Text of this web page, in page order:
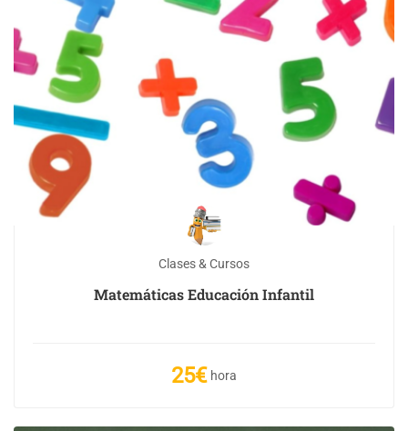
Clases & Cursos
Matemáticas Educación Infantil
25€ hora